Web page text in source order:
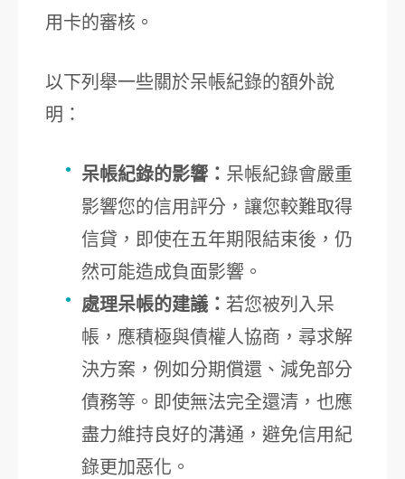
用卡的審核。
以下列舉一些關於呆帳紀錄的額外說
明：
呆帳紀錄的影響： 呆帳紀錄會嚴重
影響您的信用評分，讓您較難取得
信貸，即使在五年期限結束後，仍
然可能造成負面影響。
處理呆帳的建議： 若您被列入呆
帳，應積極與債權人協商，尋求解
決方案，例如分期償還、減免部分
債務等。即使無法完全還清，也應
盡力維持良好的溝通，避免信用紀
錄更加惡化。